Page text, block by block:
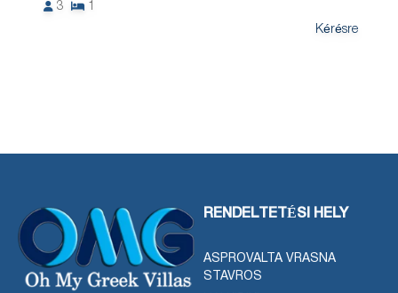
3
Kérésre
RENDELTETÉSI HELY
ASPROVALTA VRASNA
STAVROS